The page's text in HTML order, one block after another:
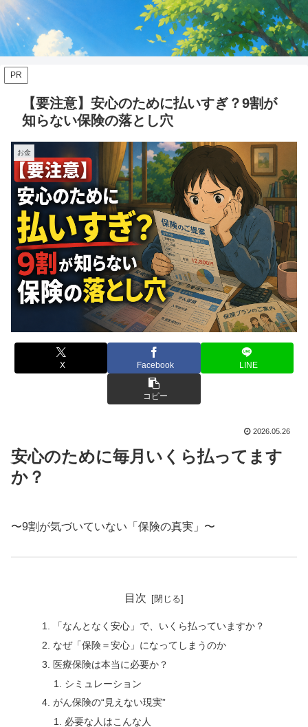
PR
【要注意】安心のために払いすぎ？9割が
知らない保険の落とし穴
お金
X Facebook LINE
コピー
2026.05.26
安心のために毎月いくら払ってます
か？
〜9割が気づいていない「保険の真実」〜
目次
「なんとなく安心」で、いくら払っていますか？
なぜ「保険＝安心」になってしまうのか
医療保険は本当に必要か？
シミュレーション
がん保険の“見えない現実”
必要な人はこんな人